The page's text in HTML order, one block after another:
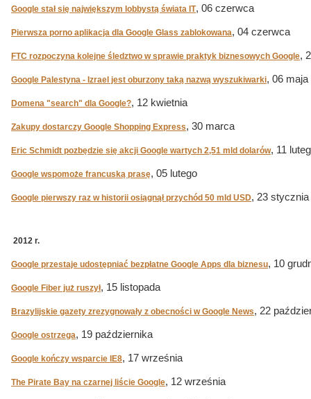
Google stał się największym lobbystą świata IT, 06 czerwca
Pierwsza porno aplikacja dla Google Glass zablokowana, 04 czerwca
FTC rozpoczyna kolejne śledztwo w sprawie praktyk biznesowych Google,
Google Palestyna - Izrael jest oburzony taką nazwą wyszukiwarki, 06 maja
Domena "search" dla Google?, 12 kwietnia
Zakupy dostarczy Google Shopping Express, 30 marca
Eric Schmidt pozbędzie się akcji Google wartych 2,51 mld dolarów, 11
Google wspomoże francuską prasę, 05 lutego
Google pierwszy raz w historii osiągnął przychód 50 mld USD, 23 stycznia
2012 r.
Google przestaje udostępniać bezpłatne Google Apps dla biznesu, 10
Google Fiber już ruszył, 15 listopada
Brazylijskie gazety zrezygnowały z obecności w Google News, 22
Google ostrzega, 19 października
Google kończy wsparcie IE8, 17 września
The Pirate Bay na czarnej liście Google, 12 września